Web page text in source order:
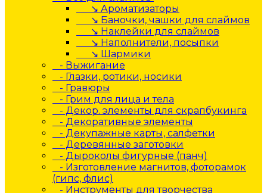
↘ Ароматизаторы
↘ Баночки, чашки для слаймов
↘ Наклейки для слаймов
↘ Наполнители, посыпки
↘ Шармики
- Выжигание
- Глазки, ротики, носики
- Гравюры
- Грим для лица и тела
- Декор. элементы для скрапбукинга
- Декоративные элементы
- Декупажные карты, салфетки
- Деревянные заготовки
- Дыроколы фигурные (панч)
- Изготовление магнитов, фоторамок
(гипс, флис)
- Инструменты для творчества